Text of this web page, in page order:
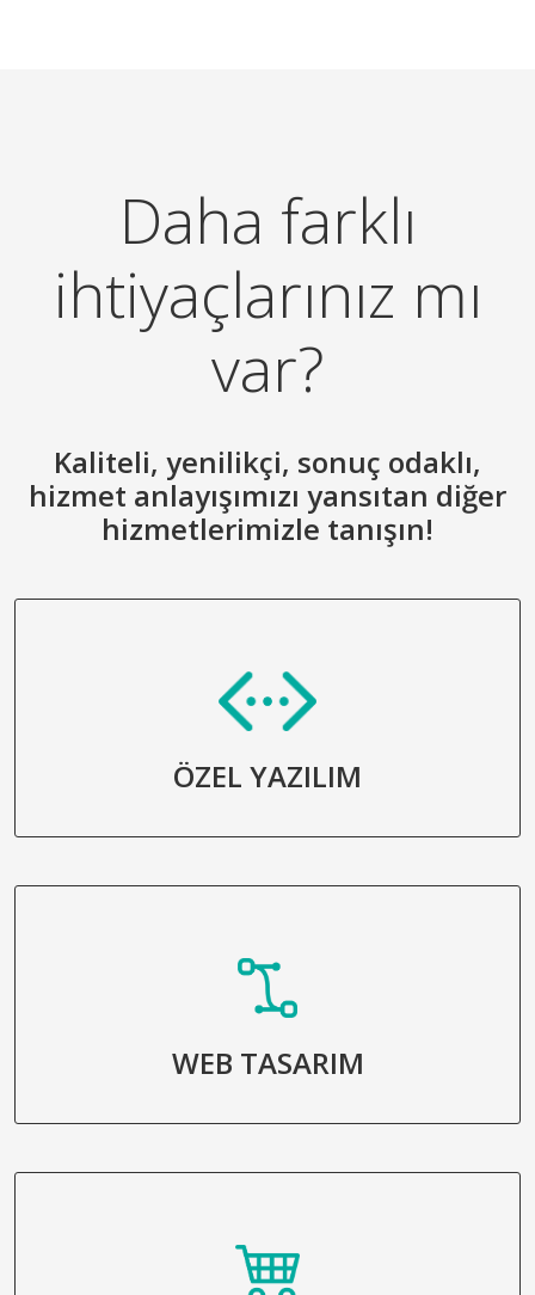
Daha farklı
ihtiyaçlarınız mı
var?
Kaliteli, yenilikçi, sonuç odaklı,
hizmet anlayışımızı yansıtan diğer
hizmetlerimizle tanışın!
ÖZEL YAZILIM
WEB TASARIM